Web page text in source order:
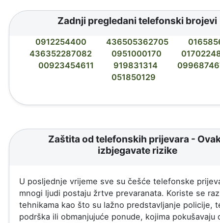
Zadnji pregledani telefonski brojevi
0912254400 436505362705
436352287082
0951000170
00923454611
919831314
051850129
Zaštita od telefonskih prijevara -
izbjegavate rizike
U posljednje vrijeme sve su češće telefonske
mnogi ljudi postaju žrtve prevaranata. Koriste se
tehnikama kao što su lažno predstavljanje policije,
podrška ili obmanjujuće ponude, kojima pokušavaju